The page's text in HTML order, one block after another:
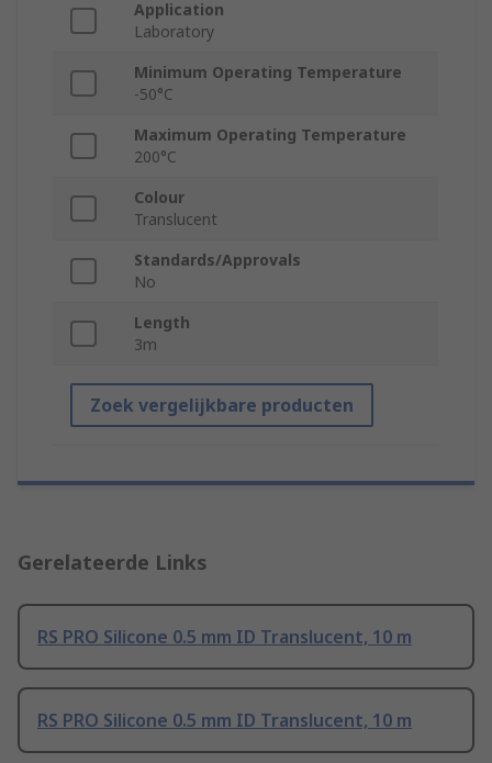
Application
Laboratory
Minimum Operating Temperature
-50°C
Maximum Operating Temperature
200°C
Colour
Translucent
Standards/Approvals
No
Length
3m
Zoek vergelijkbare producten
Gerelateerde Links
RS PRO Silicone 0.5 mm ID Translucent, 10 m
RS PRO Silicone 0.5 mm ID Translucent, 10 m